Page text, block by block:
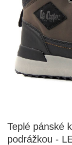
Teplé pánské
podrážkou -